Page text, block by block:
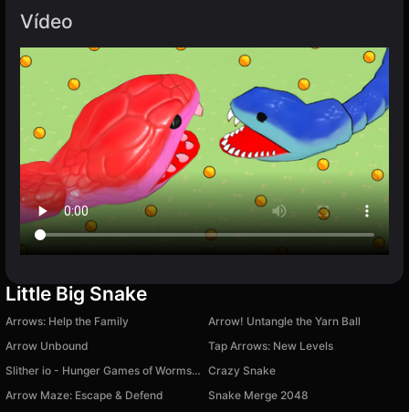
Vídeo
Little Big Snake
Arrows: Help the Family
Arrow! Untangle the Yarn Ball
Arrow Unbound
Tap Arrows: New Levels
Slither io - Hunger Games of Worms Online! Crazy Snake
Arrow Maze: Escape & Defend
Snake Merge 2048